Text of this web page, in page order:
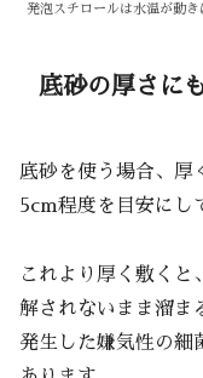
発泡スチロールは水温が動き
底砂の厚さに
底砂を使う場合、厚
5cm程度を目安にし
これより厚く敷くと
解されないまま溜ま
発生した嫌気性の細